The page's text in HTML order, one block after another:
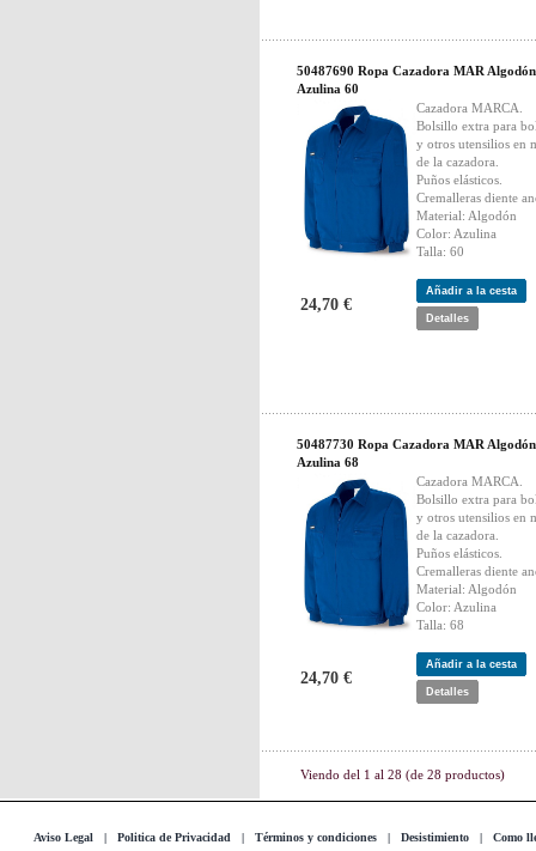
50487690 Ropa Cazadora MAR Algodón
Azulina 60
Cazadora MARCA.
Bolsillo extra para
y otros utensilios en
de la cazadora.
Puños elásticos.
Cremalleras diente
Material: Algodón
Color: Azulina
Talla: 60
24,70 €
Añadir a la cesta
Detalles
50487730 Ropa Cazadora MAR Algodón
Azulina 68
Cazadora MARCA.
Bolsillo extra para
y otros utensilios en
de la cazadora.
Puños elásticos.
Cremalleras diente
Material: Algodón
Color: Azulina
Talla: 68
24,70 €
Añadir a la cesta
Detalles
Viendo del 1 al 28 (de 28 productos)
Aviso Legal | Politica de Privacidad | Términos y condiciones | Desistimiento | Como